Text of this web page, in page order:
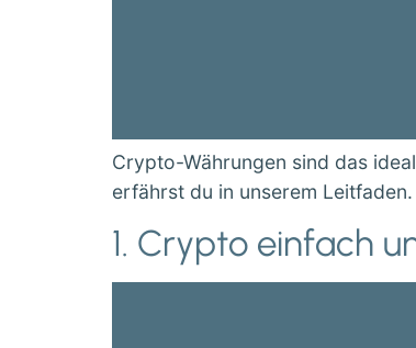
Crypto-Währungen sind das
erfährst du in unserem Leitfaden.
1. Crypto einfach